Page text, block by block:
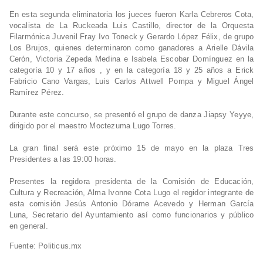
En esta segunda eliminatoria los jueces fueron Karla Cebreros Cota,
vocalista de La Ruckeada Luis Castillo, director de la Orquesta
Filarmónica Juvenil Fray Ivo Toneck y Gerardo López Félix, de grupo
Los Brujos, quienes determinaron como ganadores a Arielle Dávila
Cerón, Victoria Zepeda Medina e Isabela Escobar Domínguez en la
categoría 10 y 17 años , y en la categoría 18 y 25 años a Erick
Fabricio Cano Vargas, Luis Carlos Attwell Pompa y Miguel Ángel
Ramírez Pérez.
Durante este concurso, se presentó el grupo de danza Jiapsy Yeyye,
dirigido por el maestro Moctezuma Lugo Torres.
La gran final será este próximo 15 de mayo en la plaza Tres
Presidentes a las 19:00 horas.
Presentes la regidora presidenta de la Comisión de Educación,
Cultura y Recreación, Alma Ivonne Cota Lugo el regidor integrante de
esta comisión Jesús Antonio Dórame Acevedo y Herman García
Luna, Secretario del Ayuntamiento así como funcionarios y público
en general.
Fuente: Politicus.mx